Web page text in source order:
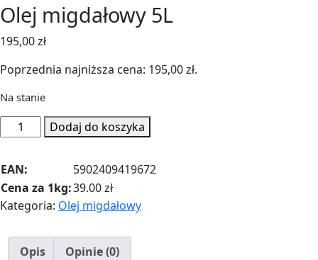
Olej migdałowy 5L
195,00zł
Poprzednia najniższa cena: 195,00zł.
Na stanie
ilość
Olej
5L
Dodaj do koszyka
EAN:
5902409419672
Cena za 1kg:39.00 zł
Kategoria: Olej migdałowy
Opis Opinie (0)